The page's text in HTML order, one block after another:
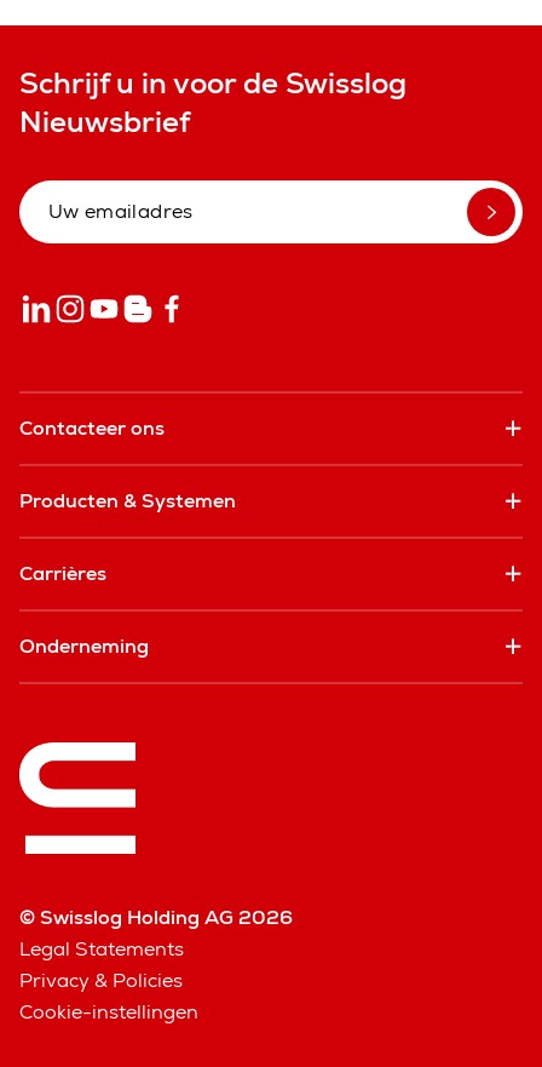
Schrijf u in voor de Swisslog
Nieuwsbrief
Contacteer ons
Producten & Systemen
Carrières
Onderneming
© Swisslog Holding AG 2026
Legal Statements
Privacy & Policies
Cookie-instellingen